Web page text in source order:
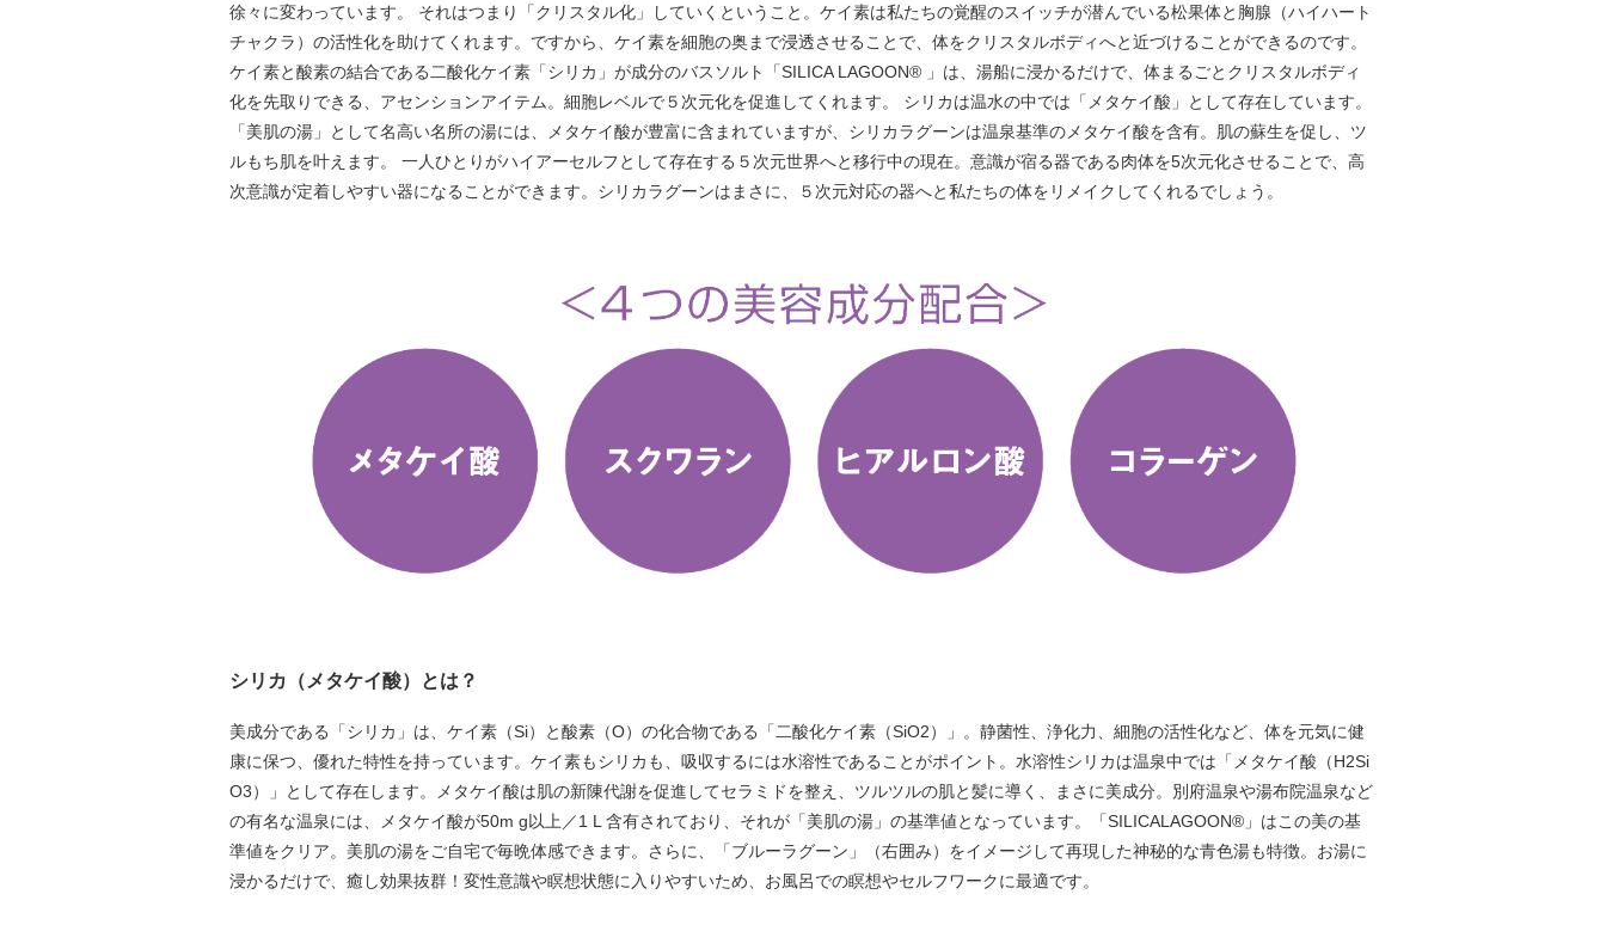
徐々に変わっています。 それはつまり「クリスタル化」していくということ。ケイ素は私たちの覚醒のスイッチが潜んでいる松果体と胸腺（ハイハート
チャクラ）の活性化を助けてくれます。ですから、ケイ素を細胞の奥まで浸透させることで、体をクリスタルボディへと近づけることができるのです。
ケイ素と酸素の結合である二酸化ケイ素「シリカ」が成分のバスソルト「SILICA LAGOON® 」は、湯船に浸かるだけで、体まるごとクリスタルボディ
化を先取りできる、アセンションアイテム。細胞レベルで５次元化を促進してくれます。 シリカは温水の中では「メタケイ酸」として存在しています。
「美肌の湯」として名高い名所の湯には、メタケイ酸が豊富に含まれていますが、シリカラグーンは温泉基準のメタケイ酸を含有。肌の蘇生を促し、ツ
ルもち肌を叶えます。 一人ひとりがハイアーセルフとして存在する５次元世界へと移行中の現在。意識が宿る器である肉体を5次元化させることで、高
次意識が定着しやすい器になることができます。シリカラグーンはまさに、５次元対応の器へと私たちの体をリメイクしてくれるでしょう。
シリカ（メタケイ酸）とは？
美成分である「シリカ」は、ケイ素（Si）と酸素（O）の化合物である「二酸化ケイ素（SiO2）」。静菌性、浄化力、細胞の活性化など、体を元気に健
康に保つ、優れた特性を持っています。ケイ素もシリカも、吸収するには水溶性であることがポイント。水溶性シリカは温泉中では「メタケイ酸（H2Si
O3）」として存在します。メタケイ酸は肌の新陳代謝を促進してセラミドを整え、ツルツルの肌と髪に導く、まさに美成分。別府温泉や湯布院温泉など
の有名な温泉には、メタケイ酸が50m g以上／1 L 含有されており、それが「美肌の湯」の基準値となっています。「SILICALAGOON®」はこの美の基
準値をクリア。美肌の湯をご自宅で毎晩体感できます。さらに、「ブルーラグーン」（右囲み）をイメージして再現した神秘的な青色湯も特徴。お湯に
浸かるだけで、癒し効果抜群！変性意識や瞑想状態に入りやすいため、お風呂での瞑想やセルフワークに最適です。